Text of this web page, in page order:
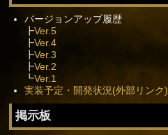
バージョンアップ履歴
┣Ver.5
┣Ver.4
┣Ver.3
┣Ver.2
┗Ver.1
実装予定・開発状況(外部リンク)
掲示板